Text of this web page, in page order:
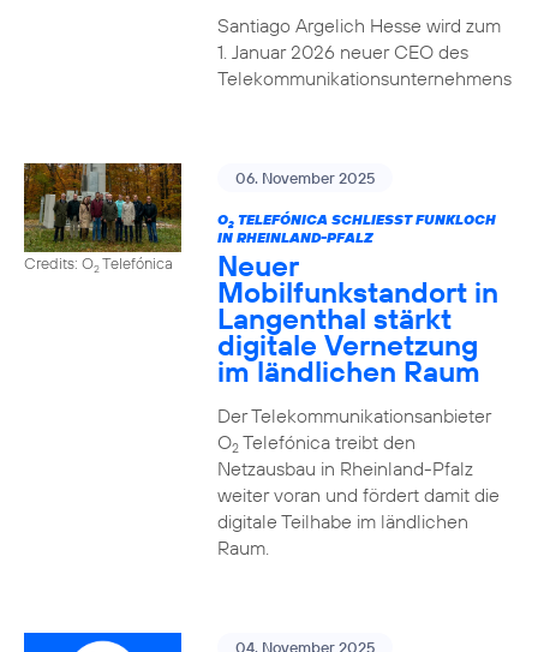
Santiago Argelich Hesse wird zum
1. Januar 2026 neuer CEO des
Telekommunikationsunternehmens
Credits: O2Telefónica
06. November 2025
O2TELEFÓNICA SCHLIESST FUNKLOCH I
N RHEINLAND-PFALZ
Neuer
Mobilfunkstandort in
Langenthal stärkt
digitale Vernetzung
im ländlichen Raum
Der Telekommunikationsanbieter
O2Telefónica treibt den
Netzausbau in Rheinland-Pfalz
weiter voran und fördert damit die
digitale Teilhabe im ländlichen
Raum.
04. November 2025